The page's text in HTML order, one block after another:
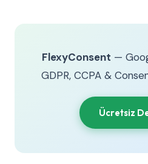
FlexyConsent —
GDPR, CCPA &
Ücretsiz